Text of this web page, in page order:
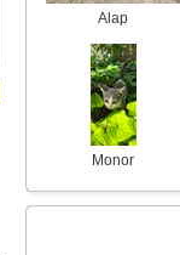
Alap
Monor